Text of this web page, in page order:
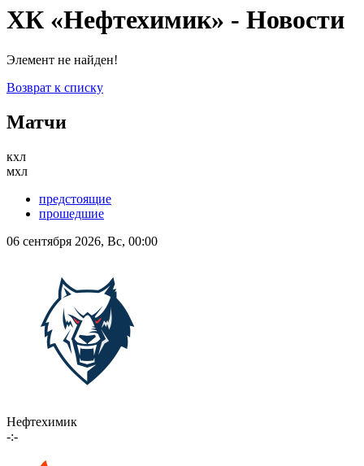
ХК «Нефтехимик» - Новости
Элемент не найден!
Возврат к списку
Матчи
кхл
мхл
предстоящие
прошедшие
06 сентября 2026, Вс, 00:00
Нефтехимик
-:-